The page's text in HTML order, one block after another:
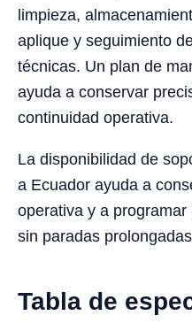
limpieza,
aplique y seguimiento
técnicas. Un plan de
ayuda a conservar
continuidad operativa.
La disponibilidad de
a Ecuador ayuda a
operativa y a
sin paradas
Tabla de